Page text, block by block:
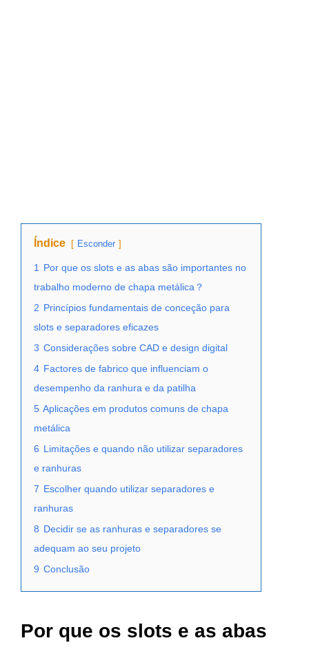
Índice Esconder
1 Por que os slots e as abas são importantes no
trabalho moderno de chapa metálica？
2 Princípios fundamentais de conceção para
slots e separadores eficazes
3 Considerações sobre CAD e design digital
4 Factores de fabrico que influenciam o
desempenho da ranhura e da patilha
5 Aplicações em produtos comuns de chapa
metálica
6 Limitações e quando não utilizar separadores
e ranhuras
7 Escolher quando utilizar separadores e
ranhuras
8 Decidir se as ranhuras e separadores se
adequam ao seu projeto
9 Conclusão
Por que os slots e as abas